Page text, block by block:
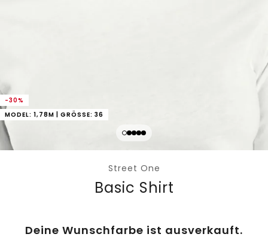
-30%
MODEL: 1,78M | GRÖSSE: 36
Street One
Basic Shirt
Deine Wunschfarbe ist ausverkauft.